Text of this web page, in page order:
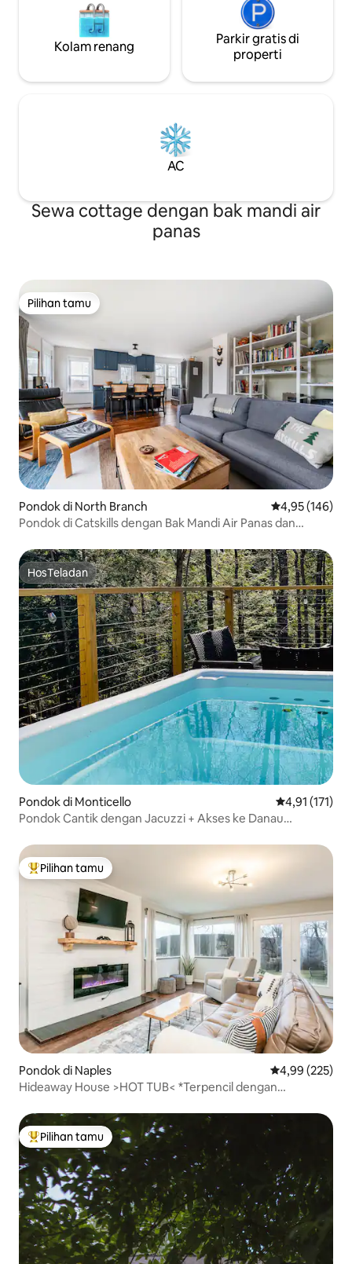
Kolam renang
Parkir gratis di
properti
AC
Sewa cottage dengan bak mandi air
panas
Pilihan tamu
Pilihan tamu
Pondok di North Branch Nilai rata-rata
4,95 (146)
Pondok di Catskills dengan Bak Mandi Air Panas dan
HosTeladan
HosTeladan
Pondok di Monticello Nilai rata-rata
4,91 (171)
Pondok Cantik dengan Jacuzzi + Akses ke Danau
Pilihan tamu terpopuler
Pilihan tamu
Pondok di Naples Nilai rata-rata
4,99 (225)
Hideaway House >HOT TUB< *Terpencil dengan
Pilihan tamu terpopuler
Pilihan tamu